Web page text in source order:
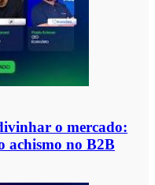
o mercado:
achismo no B2B